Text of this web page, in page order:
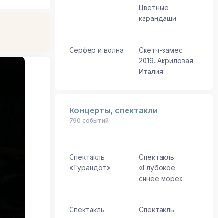
Цветные
карандаши
Серфер и волна
Скетч-замес
2019. Акриловая
Италия
Концерты, спектакли
790 событий
Спектакль
«Турандот»
Спектакль
«Глубокое
синее море»
Спектакль
Спектакль